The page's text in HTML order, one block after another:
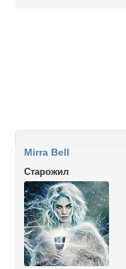
Mirra Bell
Cтарожил